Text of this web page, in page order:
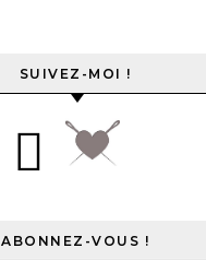
SUIVEZ-MOI !
ABONNEZ-VOUS !